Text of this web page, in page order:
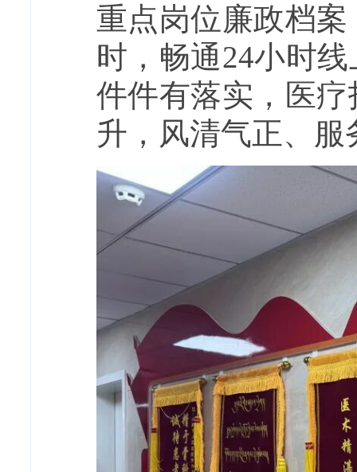
重点岗位廉政档
时，畅通24小时
件件有落实，医
升，风清气正、